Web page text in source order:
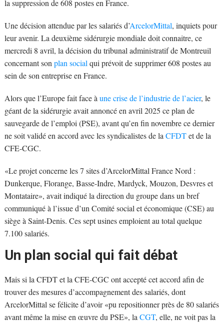
la suppression de 608 postes en France.
Une décision attendue par les salariés d’ArcelorMittal, inquiets pour
leur avenir. La deuxième sidérurgie mondiale doit connaitre, ce
mercredi 8 avril, la décision du tribunal administratif de Montreuil
concernant son plan social qui prévoit de supprimer 608 postes au
sein de son entreprise en France.
Alors que l’Europe fait face à une crise de l’industrie de l’acier, le
géant de la sidérurgie avait annoncé en avril 2025 ce plan de
sauvegarde de l’emploi (PSE), avant qu’en fin novembre ce dernier
ne soit validé en accord avec les syndicalistes de la CFDTet de la
CFE-CGC.
«Le projet concerne les 7 sites d’ArcelorMittal France Nord :
Dunkerque, Florange, Basse-Indre, Mardyck, Mouzon, Desvres et
Montataire», avait indiqué la direction du groupe dans un bref
communiqué à l’issue d’un Comité social et économique (CSE) au
siège à Saint-Denis. Ces sept usines emploient au total quelque
7.100 salariés.
Un plan social qui fait débat
Mais si la CFDT et la CFE-CGC ont accepté cet accord afin de
trouver des mesures d’accompagnement des salariés, dont
ArcelorMittal se félicite d’avoir «pu repositionner près de 80 salariés
avant même la mise en œuvre du PSE», laCGT, elle, ne voit pas la